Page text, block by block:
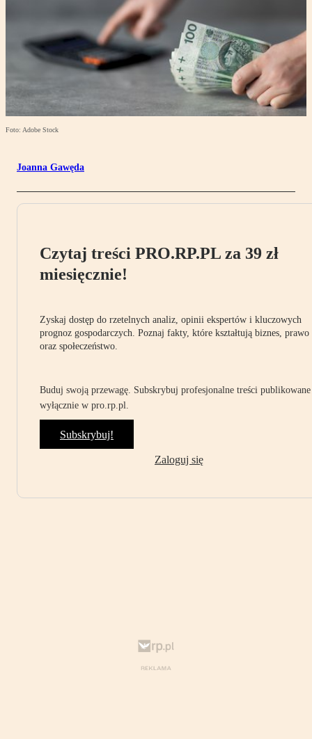
Foto: Adobe Stock
Joanna Gawęda
Czytaj treści PRO.RP.PL za 39 zł
miesięcznie!
Zyskaj dostęp do rzetelnych analiz, opinii ekspertów i kluczowych
prognoz gospodarczych. Poznaj fakty, które kształtują biznes, prawo
oraz społeczeństwo.
Buduj swoją przewagę. Subskrybuj profesjonalne treści publikowane
wyłącznie w pro.rp.pl.
Subskrybuj!
Zaloguj się